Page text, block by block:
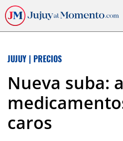
JUJUY | PRECIOS
Nueva suba:
caros